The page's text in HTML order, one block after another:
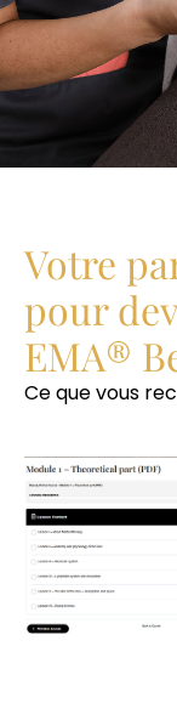
Votre
pour
EMA®
Ce que vous